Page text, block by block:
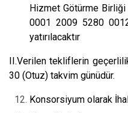
Hizmet Götürme Birliği
0001 2009 5280
yatırılacaktır
II.Verilen tekliflerin
30 (Otuz) takvim günüdür.
Konsorsiyum olarak